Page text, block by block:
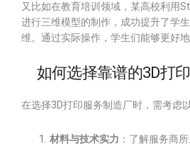
又比如在教育培训领域，某高校利用
进行三维模型的制作，成功提升了学
维。通过实际操作，学生们能够更好
如何选择靠谱的3D打
在选择3D打印服务制造厂时，需考虑
材料与技术实力 ：了解服务商